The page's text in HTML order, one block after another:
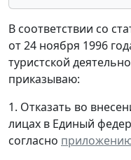
В соответствии со
от 24 ноября 1996
туристской
приказываю:
1. Отказать во
лицах в Единый
согласно